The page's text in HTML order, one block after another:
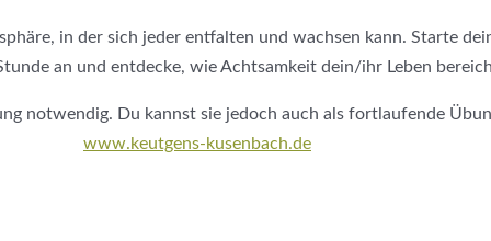
in der sich jeder entfalten und wachsen kann. Starte
an und entdecke, wie Achtsamkeit dein/ihr Leben
notwendig. Du kannst sie jedoch auch als fortlaufende
www.keutgens-kusenbach.de